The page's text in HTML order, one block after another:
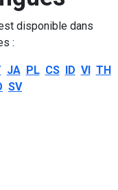
disponible dans
:
JA PL CS ID VI TH
SV